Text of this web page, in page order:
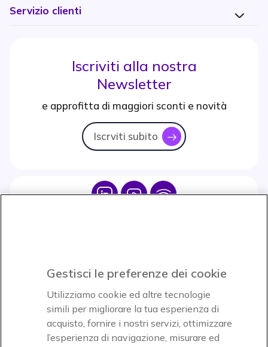
Servizio clienti
Iscriviti alla nostra
Newsletter
e approfitta di maggiori sconti e novità
Iscrviti subito icon
Icon IconIcon
Accettiamo
Gestisci le preferenze dei cookie
Utilizziamo cookie ed altre tecnologie
simili per migliorare la tua esperienza di
acquisto, fornire i nostri servizi, ottimizzare
l’esperienza di navigazione, misurare ed